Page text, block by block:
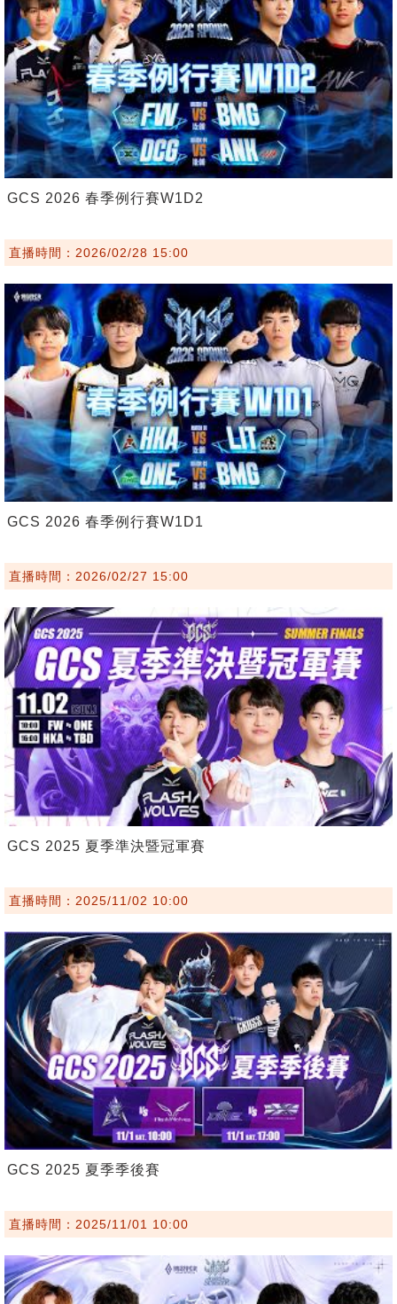
GCS 2026 春季例行賽W1D2
直播時間：2026/02/28 15:00
GCS 2026 春季例行賽W1D1
直播時間：2026/02/27 15:00
GCS 2025 夏季準決暨冠軍賽
直播時間：2025/11/02 10:00
GCS 2025 夏季季後賽
直播時間：2025/11/01 10:00